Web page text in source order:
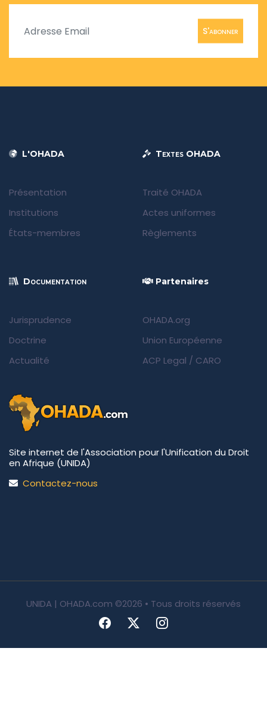
S'abonner
L'OHADA
Présentation
Institutions
États-membres
Textes OHADA
Traité OHADA
Actes uniformes
Règlements
Documentation
Jurisprudence
Doctrine
Actualité
Partenaires
OHADA.org
Union Européenne
ACP Legal / CARO
Site internet de l'Association pour l'Unification du Droit
en Afrique (UNIDA)
Contactez-nous
UNIDA | OHADA.com ©2026 • Tous droits réservés